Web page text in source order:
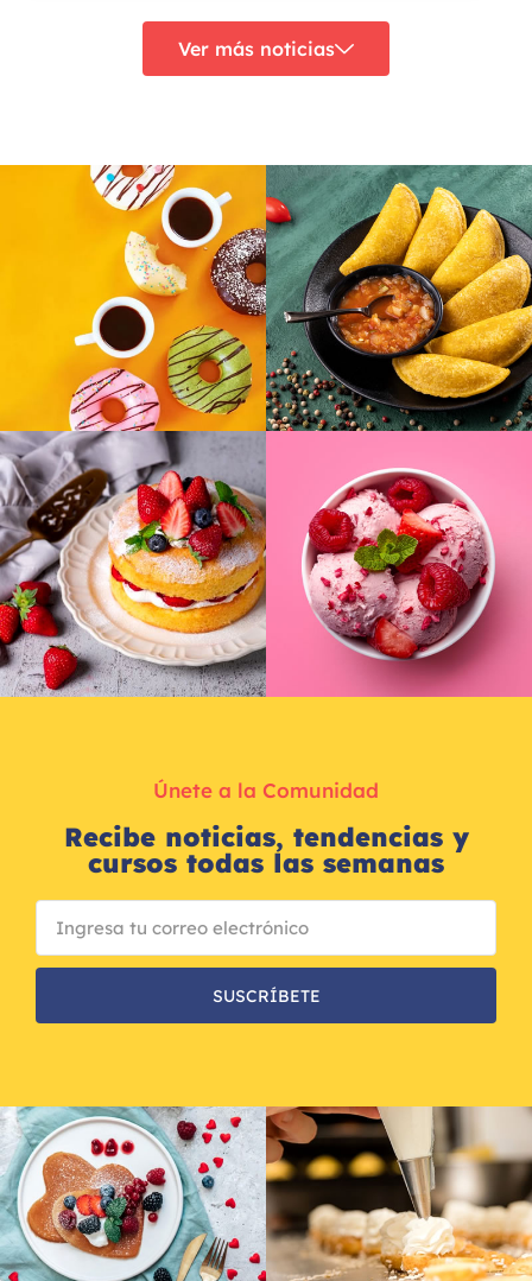
Ver más noticias
Únete a la Comunidad
Recibe noticias, tendencias y
cursos todas las semanas
SUSCRÍBETE